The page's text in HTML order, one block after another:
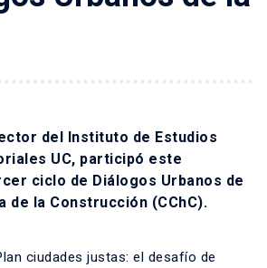
del Instituto de Estudios
UC, participó este
ciclo de Diálogos Urbanos de
de la Construcción (CChC).
ciudades justas: el desafío de